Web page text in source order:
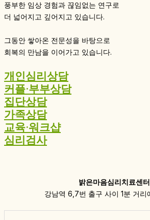
풍부한 임상 경험과 끊임없는 연구로
더 넓어지고 깊어지고 있습니다.
그동안 쌓아온 전문성을 바탕으로
회복의 만남을 이어가고 있습니다.
개인심리상담
커플·부부상담
집단상담
가족상담
교육·워크샵
심리검사
밝은마음심리치료센터
강남역 6,7번 출구 사이 1분 거리